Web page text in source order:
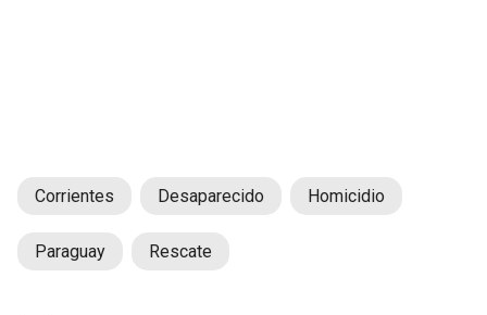
Corrientes Desaparecido Homicidio
Paraguay Rescate